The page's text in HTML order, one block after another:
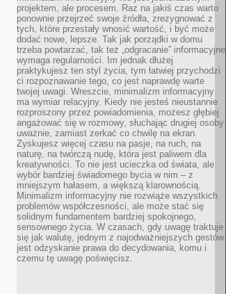
projektem, ale procesem. Raz na jakiś czas warto
ponownie przejrzeć swoje źródła, zrezygnować z
tych, które przestały wnosić wartość, i być może
dodać nowe, lepsze. Tak jak porządki w domu
trzeba powtarzać, tak też „odgracanie” informacyjne
wymaga regularności. Im jednak dłużej
praktykujesz ten styl życia, tym łatwiej przychodzi
ci rozpoznawanie tego, co jest naprawdę warte
twojej uwagi. Wreszcie, minimalizm informacyjny
ma wymiar relacyjny. Kiedy nie jesteś nieustannie
rozproszony przez powiadomienia, możesz głębiej
angażować się w rozmowy, słuchając drugiej osoby
uważnie, zamiast zerkać co chwilę na ekran.
Zyskujesz więcej czasu na pasje, na ruch, na
naturę, na twórczą nudę, która jest paliwem dla
kreatywności. To nie jest ucieczka od świata, ale
wybór bardziej świadomego bycia w nim – z
mniejszym hałasem, a większą klarownością.
Minimalizm informacyjny nie rozwiąże wszystkich
problemów współczesności, ale może stać się
solidnym fundamentem bardziej spokojnego,
sensownego życia. W czasach, gdy uwagę traktuje
się jak walutę, jednym z najodważniejszych gestów
jest odzyskanie prawa do decydowania, komu i
czemu tę uwagę poświęcisz.